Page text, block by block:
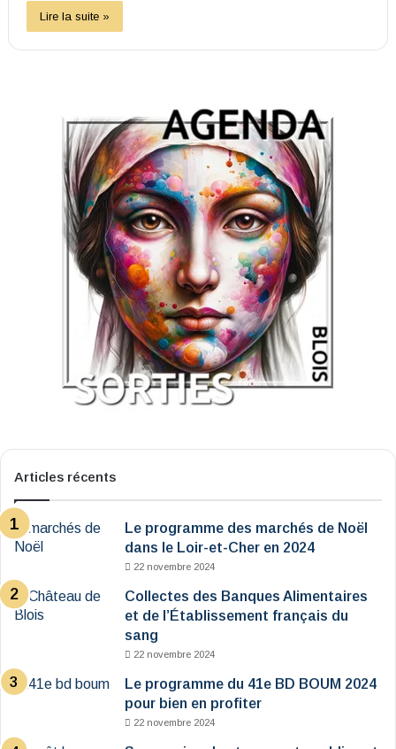
Lire la suite »
Articles récents
Le programme des marchés de Noël
dans le Loir-et-Cher en 2024
22 novembre 2024
Collectes des Banques Alimentaires
et de l’Établissement français du
sang
22 novembre 2024
Le programme du 41e BD BOUM 2024
pour bien en profiter
22 novembre 2024